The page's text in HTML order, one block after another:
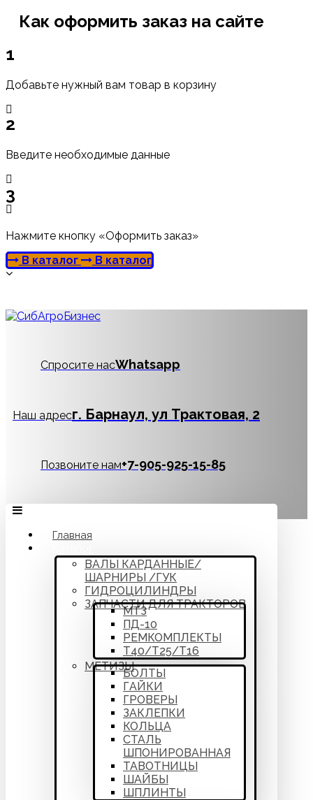
Как оформить заказ на сайте
1
Добавьте нужный вам товар в корзину
2
Введите необходимые данные
3
Нажмите кнопку «Оформить заказ»
В каталог
В каталог
Спросите насWhatsapp
Наш адресг. Барнаул, ул Трактовая, 2
Позвоните нам‪+7-905-925-15-85
Главная
ВАЛЫ КАРДАННЫЕ/
ШАРНИРЫ /ГУК
ГИДРОЦИЛИНДРЫ
ЗАПЧАСТИ ДЛЯ ТРАКТОРОВ
МТЗ
ПД-10
РЕМКОМПЛЕКТЫ
Т40/Т25/Т16
МЕТИЗЫ
БОЛТЫ
ГАЙКИ
ГРОВЕРЫ
ЗАКЛЕПКИ
КОЛЬЦА
СТАЛЬ
ШПОНИРОВАННАЯ
ТАВОТНИЦЫ
ШАЙБЫ
ШПЛИНТЫ